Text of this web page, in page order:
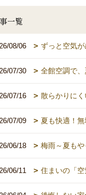
一覧
26/08/06 ずっと空気
26/07/30 全館空調で、
26/07/16 散らかりに
26/07/09 夏も快適！
26/06/18 梅雨～夏も
26/06/11 住まいの「